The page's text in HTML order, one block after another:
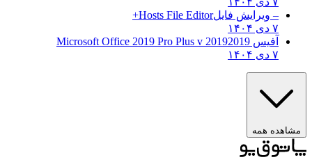
– ویرایش فایلHosts File Editor+
۷ دی ۱۴۰۴
آفیس 2019 2019 Microsoft Office 2019 Pro Plus v
۷ دی ۱۴۰۴
مشاهده همه